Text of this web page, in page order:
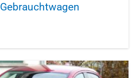
Gebrauchtwagen